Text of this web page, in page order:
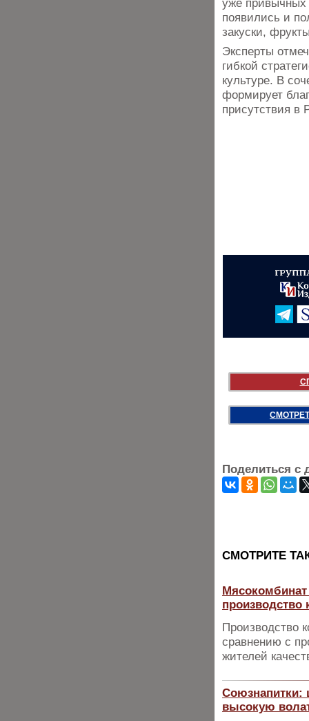
уже привычных
появились и
закуски,
Эксперты
гибкой
культуре. В
формирует
присутствия в
Поделиться с
CМОТРИТЕ
производство
Производство
сравнению с
жителей
Союзнапитки:
высокую